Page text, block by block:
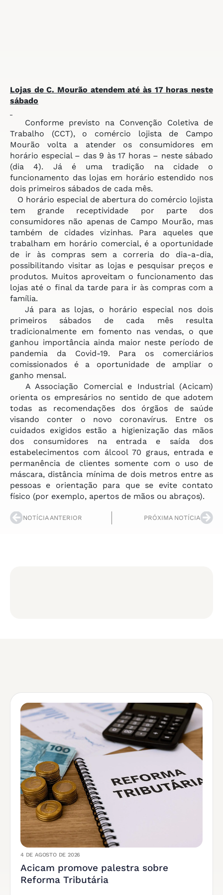
Lojas de C. Mourão atendematé às 17 horas neste
sábado
Conforme previsto na Convenção Coletiva de
Trabalho (CCT), o comércio lojista de Campo
Mourão volta a atender os consumidores em
horário especial – das 9 às 17 horas – neste sábado
(dia 4). Já é uma tradição na cidade o
funcionamento das lojas em horário estendido nos
dois primeiros sábados de cada mês.
O horário especial de abertura do comércio lojista
tem grande receptividade por parte dos
consumidores não apenas de Campo Mourão, mas
também de cidades vizinhas. Para aqueles que
trabalham em horário comercial, é a oportunidade
de ir às compras sem a correria do dia-a-dia,
possibilitando visitar as lojas e pesquisar preços e
produtos. Muitos aproveitam o funcionamento das
lojas até o final da tarde para ir às compras com a
família.
Já para as lojas, o horário especial nos dois
primeiros sábados de cada mês resulta
tradicionalmente em fomento nas vendas, o que
ganhou importância ainda maior neste período de
pandemia da Covid-19. Para os comerciários
comissionados é a oportunidade de ampliar o
ganho mensal.
A Associação Comercial e Industrial (Acicam)
orienta os empresários no sentido de que adotem
todas as recomendações dos órgãos de saúde
visando conter o novo coronavírus. Entre os
cuidados exigidos estão a higienização das mãos
dos consumidores na entrada e saída dos
estabelecimentos com álcool 70 graus, entrada e
permanência de clientes somente com o uso de
máscara, distância mínima de dois metros entre as
pessoas e orientação para que se evite contato
físico (por exemplo, apertos de mãos ou abraços).
NOTÍCIA ANTERIOR PRÓXIMA NOTÍCIA
4 DE AGOSTO DE 2026
Acicam promove palestra sobre
Reforma Tributária